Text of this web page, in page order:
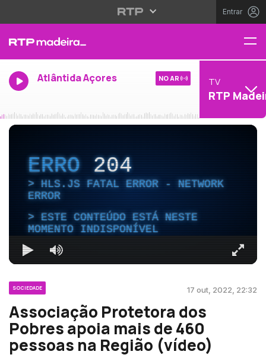
Entrar
Atlântida Açores NO AR TV
RTP
ERRO204
HLS.JS FATAL ERROR - NETWORK
ERROR
ESTE CONTEÚDO ESTÁ NESTE
MOMENTO INDISPONÍVEL
SOCIEDADE 17 out, 2022, 22:32
Associação Protetora dos
Pobres apoia mais de 460
pessoas na Região (vídeo)